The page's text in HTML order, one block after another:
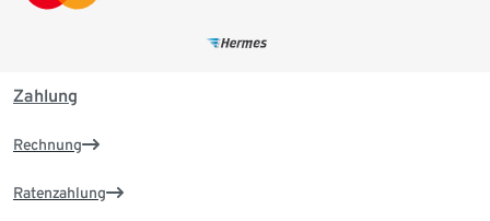
Zahlung
Rechnung
Ratenzahlung